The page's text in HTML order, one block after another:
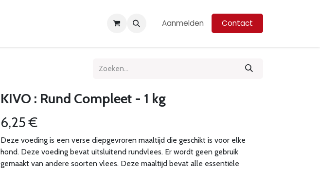
Aanmelden Contact
KIVO : Rund Compleet - 1 kg
6,25€
Deze voeding is een verse diepgevroren maaltijd die geschikt is voor elke
hond. Deze voeding bevat uitsluitend rundvlees. Er wordt geen gebruik
gemaakt van andere soorten vlees. Deze maaltijd bevat alle essentiële